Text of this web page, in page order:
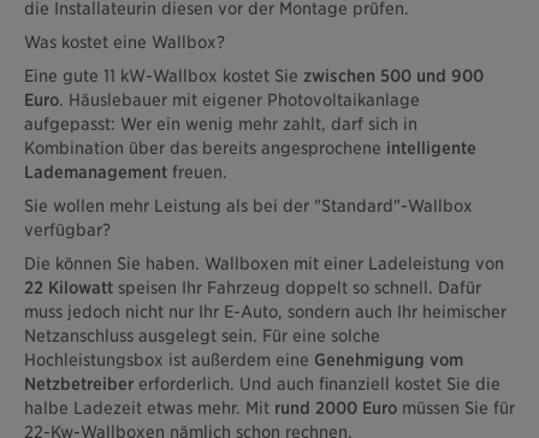
die Installateurin diesen vor der Montage prüfen.
Was kostet eine Wallbox?
Eine gute 11 kW-Wallbox kostet Sie zwischen 500 und 900
Euro. Häuslebauer mit eigener Photovoltaikanlage
aufgepasst: Wer ein wenig mehr zahlt, darf sich in
Kombination über das bereits angesprochene intelligente
Lademanagement freuen.
Sie wollen mehr Leistung als bei der "Standard"-Wallbox
verfügbar?
Die können Sie haben. Wallboxen mit einer Ladeleistung von
22 Kilowatt speisen Ihr Fahrzeug doppelt so schnell. Dafür
muss jedoch nicht nur Ihr E-Auto, sondern auch Ihr heimischer
Netzanschluss ausgelegt sein. Für eine solche
Hochleistungsbox ist außerdem eine Genehmigung vom
Netzbetreiber erforderlich. Und auch finanziell kostet Sie die
halbe Ladezeit etwas mehr. Mit rund 2000 Euro müssen Sie für
22-Kw-Wallboxen nämlich schon rechnen.